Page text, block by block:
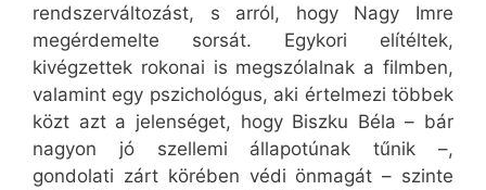
rendszerváltozást, s arról, hogy Nagy Imre
megérdemelte sorsát. Egykori elítéltek,
kivégzettek rokonai is megszólalnak a filmben,
valamint egy pszichológus, aki értelmezi többek
közt azt a jelenséget, hogy Biszku Béla – bár
nagyon jó szellemi állapotúnak tűnik –,
gondolati zárt körében védi önmagát – szinte